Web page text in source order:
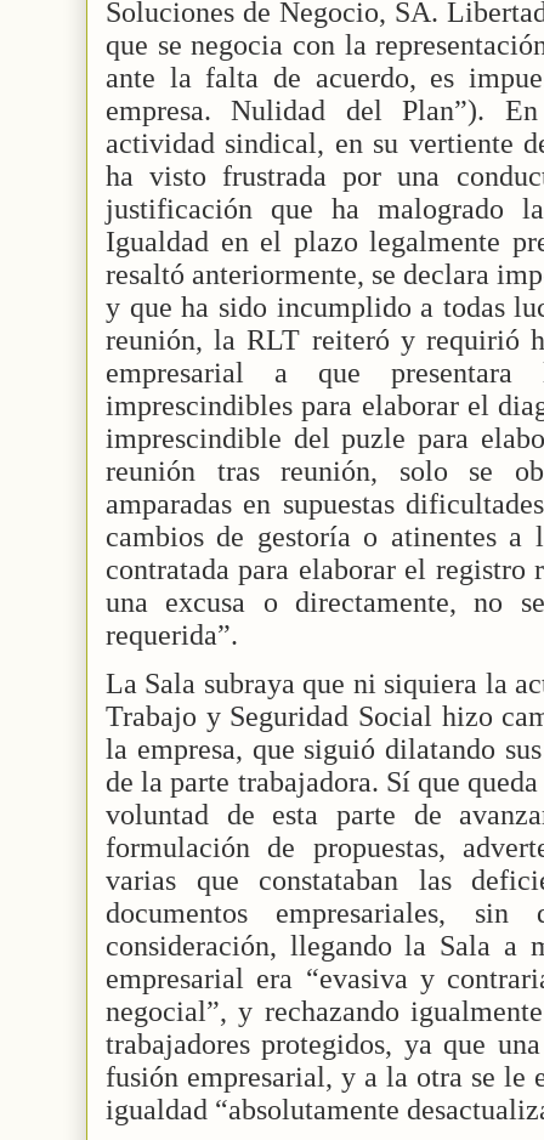
Soluciones de Negocio, SA.
que se negocia con la
ante la falta de acuerdo, es
empresa. Nulidad del Plan”).
actividad sindical, en su vertiente
ha visto frustrada por una
justificación que ha malogrado
Igualdad en el plazo legalmente
resaltó anteriormente, se declara
y que ha sido incumplido a todas
reunión, la RLT reiteró y requirió
empresarial a que
imprescindibles para elaborar el
imprescindible del puzle para
reunión tras reunión, solo se
amparadas en supuestas
cambios de gestoría o atinentes a
contratada para elaborar el registro
una excusa o directamente, no
requerida”.
La Sala subraya que ni siquiera la
Trabajo y Seguridad Social hizo
la empresa, que siguió dilatando
de la parte trabajadora. Sí que
voluntad de esta parte de
formulación de propuestas,
varias que constataban las
documentos empresariales,
consideración, llegando la Sala a
empresarial era “evasiva y
negocial”, y rechazando
trabajadores protegidos, ya que
fusión empresarial, y a la otra se le
igualdad “absolutamente